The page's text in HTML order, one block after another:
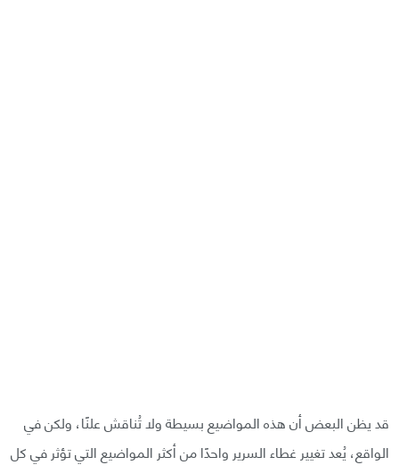
قد يظن البعض أن هذه المواضيع بسيطة ولا تُناقش علنًا، ولكن في
الواقع، يُعد تغيير غطاء السرير واحدًا من أكثر المواضيع التي تؤثر في كل